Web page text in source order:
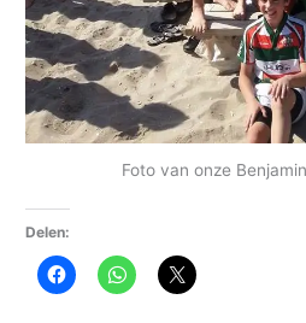
Foto van onze
Delen: